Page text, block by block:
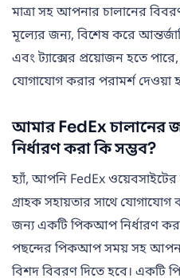
মাত্রা সহ আপনার চালানের
মূল্যের জন্য, বিশেষ করে
এবং ট্যাক্সের প্রয়োজন হতে
যোগাযোগ করার পরামর্শ দেওয়া
আমার FedEx চালানের
নির্ধারণ করা কি সম্ভব?
হ্যাঁ, আপনি FedEx ওয়েবসাইটের
গ্রাহক সহায়তার সাথে
জন্য একটি পিকআপ নির্ধারণ
পছন্দের পিকআপ সময় সহ
বিশদ বিবরণ দিতে হবে। একটি